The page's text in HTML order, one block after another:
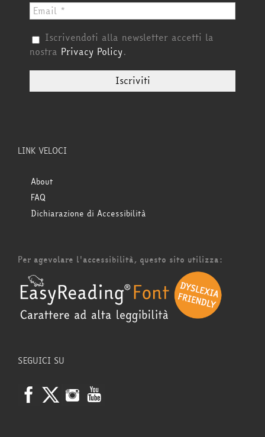
Iscrivendoti alla newsletter accetti la
nostra Privacy Policy.
LINK VELOCI
About
FAQ
Dichiarazione di Accessibilità
Per agevolare l'accessibilità, questo sito utilizza:
SEGUICI SU